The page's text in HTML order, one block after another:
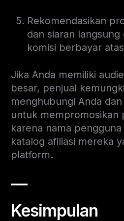
Rekomendasikan
dan siaran
komisi berbayar
Jika Anda memiliki
besar, penjual
menghubungi Anda
untuk mempromosikan
karena nama
katalog afiliasi mereka
platform.
—
Kesimpulan